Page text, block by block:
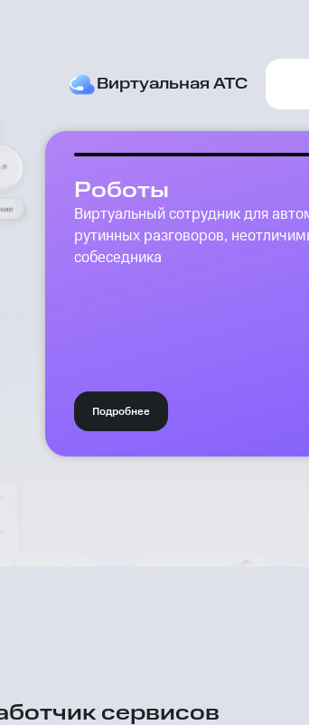
Виртуальная АТС
Роботы
Виртуальный сотрудник для
рутинных разговоров,
собеседника
Подробнее
сервисов